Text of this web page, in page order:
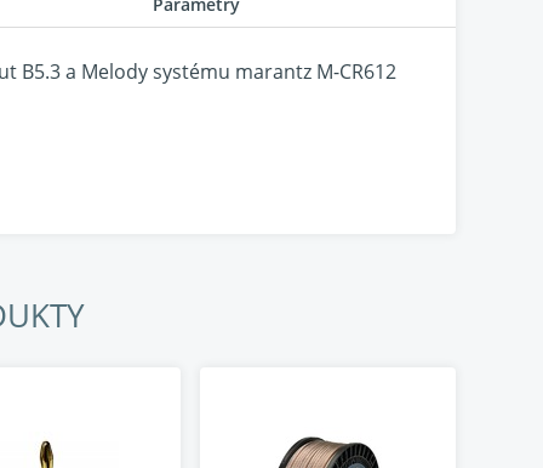
B5.3 a Melody systému marantz M-CR612